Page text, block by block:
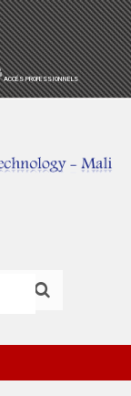
ACCÉS PROFESSIONNELS